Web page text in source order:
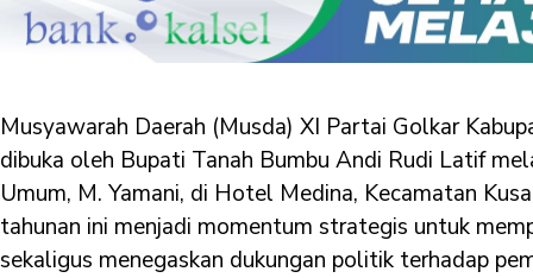
Musyawarah Daerah (Musda) XI Partai Golkar
dibuka oleh Bupati Tanah Bumbu Andi Rudi Latif
Umum, M. Yamani, di Hotel Medina, Kecamatan
tahunan ini menjadi momentum strategis untuk
sekaligus menegaskan dukungan politik terhadap